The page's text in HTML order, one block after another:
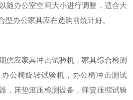
随办公室空间大小进行调整，适合大
型办公家具应在选购前统计好。
供应家具冲击试验机，家具综合检测
办公椅旋转试验机 ，办公椅冲击测试
，床垫滚压检测设备，弹簧压缩试验